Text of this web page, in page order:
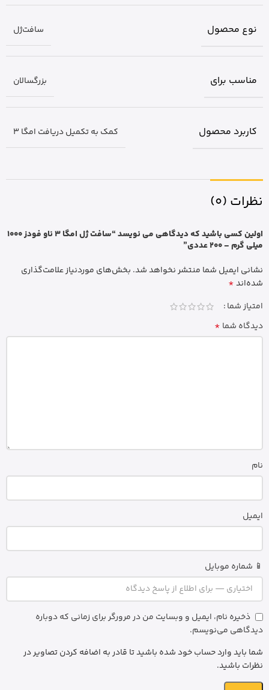
نوع محصول سافت‌ژل
مناسب برای بزرگسالان
کاربرد محصول کمک به تکمیل دریافت امگا 3
نظرات (0)
اولین کسی باشید که دیدگاهی می نویسد “سافت ژل امگا 3 ناو فودز 1000
میلی گرم – 200 عددی”
نشانی ایمیل شما منتشر نخواهد شد. بخش‌های موردنیاز علامت‌گذاری
شده‌اند*
امتیاز شما
دیدگاه شما *
نام
ایمیل
📱 شماره موبایل
ذخیره نام، ایمیل و وبسایت من در مرورگر برای زمانی که دوباره
دیدگاهی می‌نویسم.
شما باید وارد حساب خود شده باشید تا قادر به اضافه کردن تصاویر در
نظرات باشید.